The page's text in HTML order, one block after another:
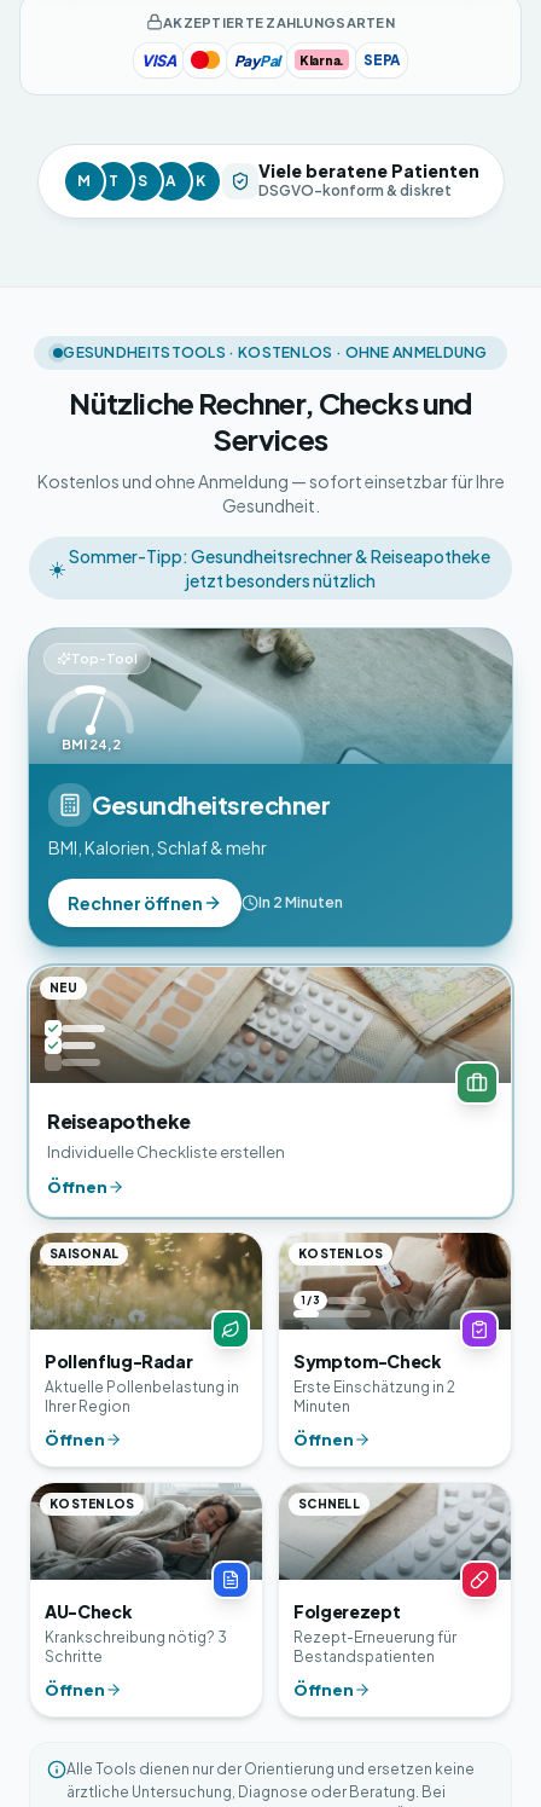
AKZEPTIERTE ZAHLUNGSARTEN
VISA PayPal Klarna. SEPA
M T S A K Viele beratene Patienten
DSGVO-konform & diskret
GESUNDHEITSTOOLS · KOSTENLOS · OHNE ANMELDUNG
Nützliche Rechner, Checks und
Services
Kostenlos und ohne Anmeldung — sofort einsetzbar für Ihre
Gesundheit.
☀️Sommer-Tipp: Gesundheitsrechner & Reiseapotheke
jetzt besonders nützlich
Top-Tool
BMI 24,2
Gesundheitsrechner
BMI, Kalorien, Schlaf & mehr
Rechner öffnen In 2 Minuten
NEU
Reiseapotheke
Individuelle Checkliste erstellen
Öffnen
SAISONAL
Pollenflug-Radar
Aktuelle Pollenbelastung in
Ihrer Region
Öffnen
KOSTENLOS
1 / 3
Symptom-Check
Erste Einschätzung in 2
Minuten
Öffnen
KOSTENLOS
AU-Check
Krankschreibung nötig? 3
Schritte
Öffnen
SCHNELL
Folgerezept
Rezept-Erneuerung für
Bestandspatienten
Öffnen
Alle Tools dienen nur der Orientierung und ersetzen keine
ärztliche Untersuchung, Diagnose oder Beratung. Bei